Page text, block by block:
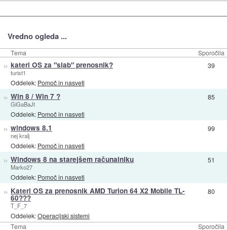
Vredno ogleda ...
Tema Sporočila
Tema Sporočila
» kateri OS za "slab" prenosnik?
turist1
Oddelek: Pomoč in nasveti
39
» Win 8 / Win 7 ?
GiGaBaJt
Oddelek: Pomoč in nasveti
85
» windows 8.1
nej kralj
Oddelek: Pomoč in nasveti
99
» Windows 8 na starejšem računalniku
Marko27
Oddelek: Pomoč in nasveti
51
» Kateri OS za prenosnik AMD Turion 64 X2 Mobile TL-
60???
T_F_7
Oddelek:Operacijski sistemi
80